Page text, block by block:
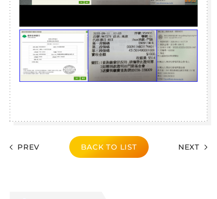
PREV BACK TO LIST NEXT